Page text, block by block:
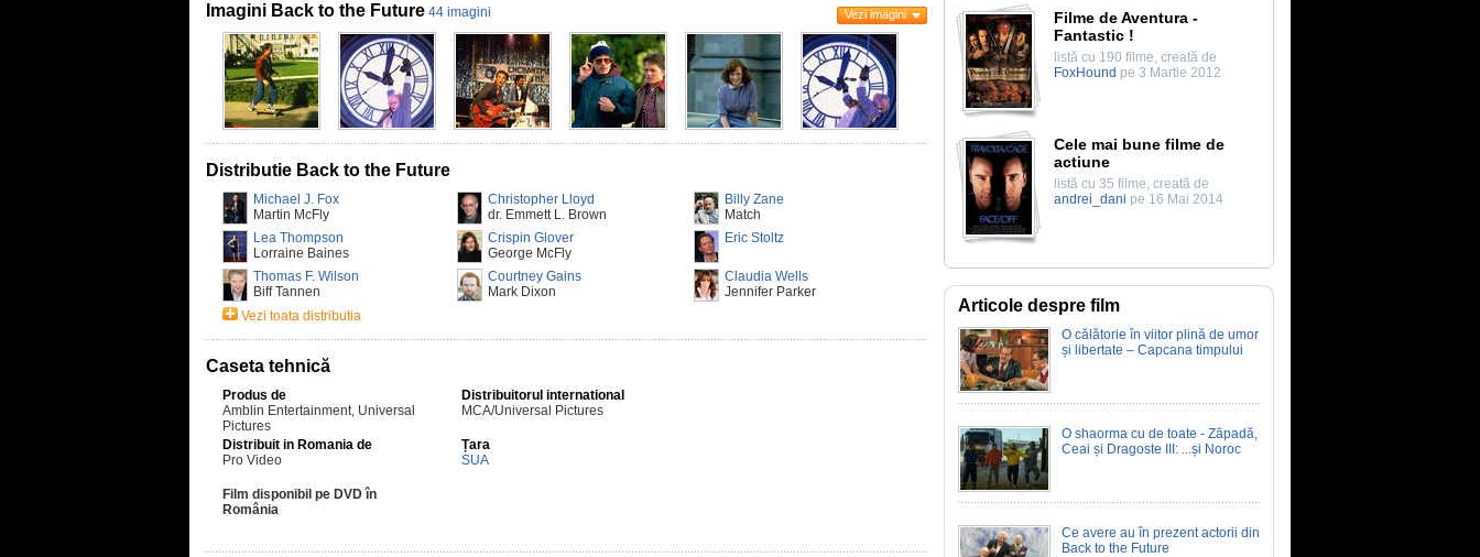
Imagini Back to the Future 44 imagini Vezi imagini
Distributie Back to the Future
Michael J. Fox
Martin McFly
Christopher Lloyd
dr. Emmett L. Brown
Billy Zane
Match
Lea Thompson
Lorraine Baines
Crispin Glover
George McFly
Eric Stoltz
Thomas F. Wilson
Biff Tannen
Courtney Gains
Mark Dixon
Claudia Wells
Jennifer Parker
Vezi toata distributia
Caseta tehnică
Produs de
Amblin Entertainment, Universal
Pictures
Distribuitorul international
MCA/Universal Pictures
Distribuit in Romania de
Pro Video
Țara
SUA
Film disponibil pe DVD în
România
Filme de Aventura -
Fantastic !
listă cu 190 filme, creată de
FoxHound pe 3 Martie 2012
Cele mai bune filme de
actiune
listă cu 35 filme, creată de
andrei_dani pe 16 Mai 2014
Articole despre film
O călătorie în viitor plină de umor
și libertate – Capcana timpului
O shaorma cu de toate - Zăpadă,
Ceai și Dragoste III: ...și Noroc
Ce avere au în prezent actorii din
Back to the Future